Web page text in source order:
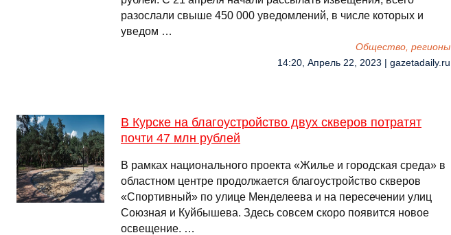
разослали свыше 450 000 уведомлений, в числе которых и
уведом …
Общество, регионы
14:20, Апрель 22, 2023 | gazetadaily.ru
В Курске на благоустройство двух скверов потратят
почти 47 млн рублей
В рамках национального проекта «Жилье и городская среда» в
областном центре продолжается благоустройство скверов
«Спортивный» по улице Менделеева и на пересечении улиц
Союзная и Куйбышева. Здесь совсем скоро появится новое
освещение. …